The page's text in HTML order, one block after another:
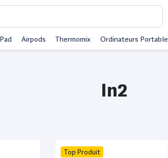
Airpods Thermomix Ordinateurs Portable
In2
Top Produit